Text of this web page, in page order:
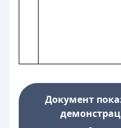
Документ